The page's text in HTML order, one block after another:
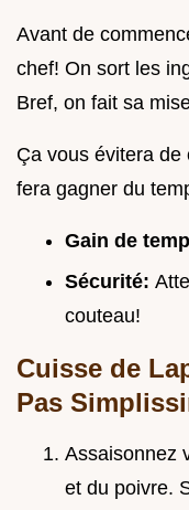
Avant de
chef! On sort les
Bref, on fait sa
Ça vous évitera
fera gagner du
Gain de
Sécurité:
couteau!
Cuisse de
Pas
Assaisonnez
et du poivre.